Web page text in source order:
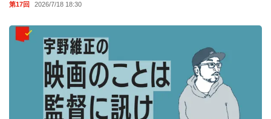
第17回 2026/7/18 18:30